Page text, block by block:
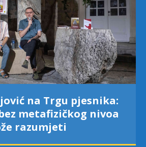
na Trgu pjesnika:
metafizičkog nivoa
razumjeti